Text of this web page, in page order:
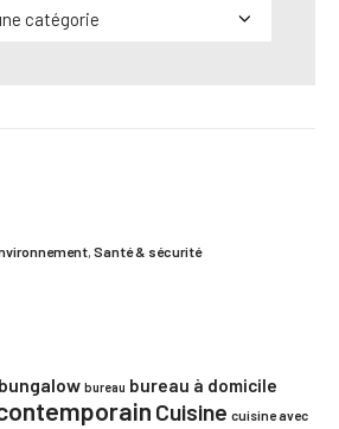
, Santé & sécurité
bungalow bureau bureau à domicile
Cuisine cuisine avec